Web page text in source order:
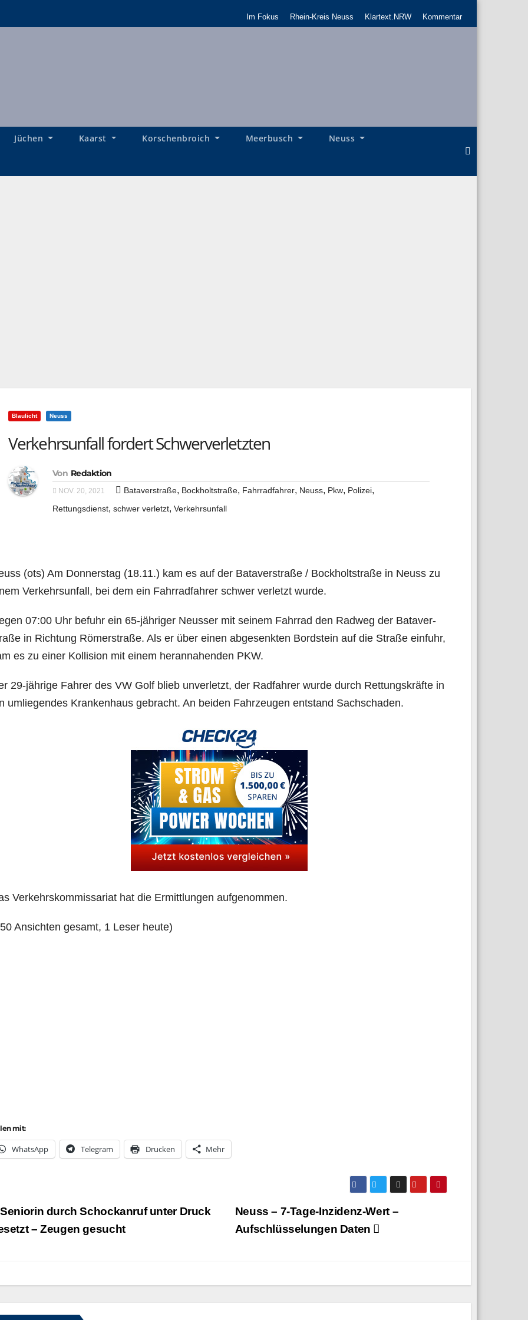
Im Fokus Rhein-Kreis Neuss Klartext.NRW Kommentar
Jüchen Kaarst Korschenbroich Meerbusch Neuss
Blaulicht Neuss
Verkehrsunfall fordert Schwerverletzten
Von Redaktion
NOV. 20, 2021 Bataverstraße, Bockholtstraße, Fahrradfahrer, Neuss, Pkw, Polizei,
Rettungsdienst, schwer verletzt, Verkehrsunfall
(ots) Am Don­ners­tag (18.11.) kam es auf der Bata­ver­stra­ße / Bock­holt­stra­ße in Neuss zu
Ver­kehrs­un­fall, bei dem ein Fahr­rad­fah­rer schwer ver­letzt wurde.
07:00 Uhr befuhr ein 65-jäh­ri­ger Neus­ser mit sei­nem Fahr­rad den Rad­weg der Bata­ver­
in Rich­tung Römer­stra­ße. Als er über einen abge­senk­ten Bord­stein auf die Stra­ße ein­fuhr,
es zu einer Kol­li­si­on mit einem her­an­na­hen­den PKW.
29-jäh­ri­ge Fah­rer des VW Golf blieb unver­letzt, der Rad­fah­rer wur­de durch Ret­tungs­kräf­te in
umlie­gen­des Kran­ken­haus gebracht. An bei­den Fahr­zeu­gen ent­stand Sachschaden.
Ver­kehrs­kom­mis­sa­ri­at hat die Ermitt­lun­gen aufgenommen.
Ansich­ten gesamt, 1 Leser heute)
mit:
Whats­App Tele­gram Dru­cken Mehr
Neuss – 7‑Tage-Inzidenz-Wert –
Aufschlüsselungen Daten
durch Schockanruf unter Druck
– Zeugen gesucht